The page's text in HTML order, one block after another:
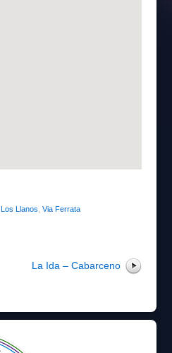
Los Llanos Via Ferrata
La Ida – Cabarceno